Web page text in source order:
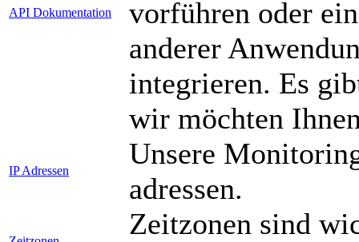
API Dokumentation
vorführen oder
anderer
integrieren. Es
wir möchten
IP Adressen
Unsere
adressen.
Zeitzonen sind